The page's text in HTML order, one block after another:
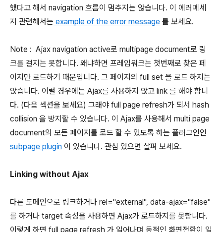
했다고 해서 navigation 흐름이 멈추지는 않습니다. 이 에러메세
지 관련해서는 example of the error message 를 보세요.
Note : Ajax navigation active로 multipage document로 링
크를 걸지는 못합니다. 왜냐하면 프레임워크는 첫번째로 찾은 페
이지만 로드하기 때문입니다. 그 페이지의 full set 을 로드 하지는
않습니다. 이럴 경우에는 Ajax를 사용하지 않고 link 를 해야 합니
다. (다음 섹션을 보세요) 그래야 full page refresh가 되서 hash
collision 을 방지할 수 있습니다. 이 Ajax를 사용해서 multi page
document의 모든 페이지를 로드 할 수 있도록 하는 플러그인인
subpage plugin 이 있습니다. 관심 있으면 살펴 보세요.
Linking without Ajax
다른 도메인으로 링크하거나 rel="external", data-ajax="false"
를 하거나 target 속성을 사용하면 Ajax가 로드하지를 못합니다.
이렇게 하면 full page refresh 가 일어나며 동적인 화면전환이 일